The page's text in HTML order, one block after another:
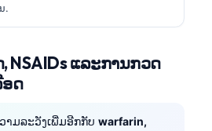
.
NSAIDs ແລະການກວດ
ອດ
າມລະວັງເພີ່ມອີກກັບ warfarin,